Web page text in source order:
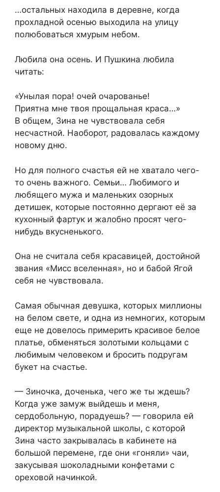
…остальных находила в деревне, когда
прохладной осенью выходила на улицу
полюбоваться хмурым небом.
Любила она осень. И Пушкина любила
читать:
«Унылая пора! очей очарованье!
Приятна мне твоя прощальная краса…»
В общем, Зина не чувствовала себя
несчастной. Наоборот, радовалась каждому
новому дню.
Но для полного счастья ей не хватало чего-
то очень важного. Семьи… Любимого и
любящего мужа и маленьких озорных
детишек, которые постоянно дергают её за
кухонный фартук и жалобно просят чего-
нибудь вкусненького.
Она не считала себя красавицей, достойной
звания «Мисс вселенная», но и бабой Ягой
себя не чувствовала.
Самая обычная девушка, которых миллионы
на белом свете, и одна из немногих, которым
еще не довелось примерить красивое белое
платье, обменяться золотыми кольцами с
любимым человеком и бросить подругам
букет на счастье.
— Зиночка, доченька, чего же ты ждешь?
Когда уже замуж выйдешь и меня,
сердобольную, порадуешь? — говорила ей
директор музыкальной школы, с которой
Зина часто закрывалась в кабинете на
большой перемене, где они «гоняли» чаи,
закусывая шоколадными конфетами с
ореховой начинкой.